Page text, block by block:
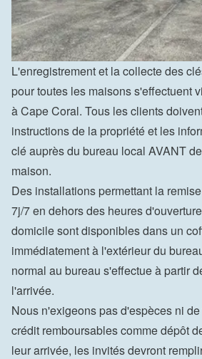
L'enregistrement et la collecte des
pour toutes les maisons s'effectuent
à Cape Coral. Tous les clients
instructions de la propriété et les
clé auprès du bureau local AVANT
maison.
Des installations permettant la
7j/7 en dehors des heures
domicile sont disponibles dans un
immédiatement à l'extérieur du
normal au bureau s'effectue à partir
l'arrivée.
Nous n'exigeons pas d'espèces ni
crédit remboursables comme dépôt
leur arrivée, les invités devront